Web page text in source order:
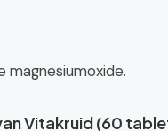
magnesiumoxide.
Vitakruid (60